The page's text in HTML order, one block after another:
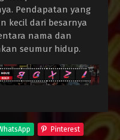
Pendapatan yang
kecil dari besarnya
nama dan
seumur hidup.
Pinterest